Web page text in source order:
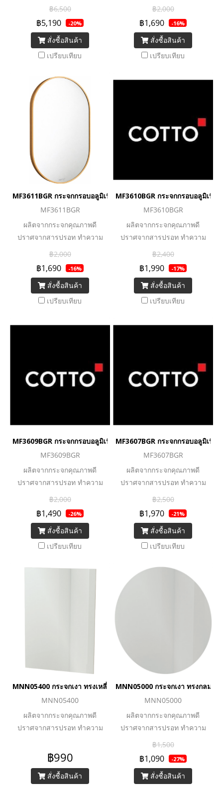
สะอาดง่าย อายุหลอด LED
ยาวนานถึง 36,000 ชม. และ
ประหยัดพลังงาน
฿6,500
฿5,190 -20%
สั่งซื้อสินค้า
เปรียบเทียบ
สะอาดง่าย
฿2,000
฿1,690 -16%
สั่งซื้อสินค้า
เปรียบเทียบ
MF3611BGR กระจกกรอบอลูมิเนียมทอง ขนาด 50x75 cm.
MF3611BGR
ผลิตจากกระจกคุณภาพดี
ปราศจากสารปรอท ทำความ
สะอาดง่าย
฿2,000
฿1,690 -16%
สั่งซื้อสินค้า
เปรียบเทียบ
MF3610BGR กระจกกรอบอลูมิเนี
MF3610BGR
ผลิตจากกระจกคุณภาพดี
ปราศจากสารปรอท ทำความ
สะอาดง่าย
฿2,400
฿1,990 -17%
สั่งซื้อสินค้า
เปรียบเทียบ
MF3609BGR กระจกกรอบอลูมิเนียมทอง ขนาด 60x60 cm.
MF3609BGR
ผลิตจากกระจกคุณภาพดี
ปราศจากสารปรอท ทำความ
สะอาดง่าย
฿2,000
฿1,490 -26%
สั่งซื้อสินค้า
เปรียบเทียบ
MF3607BGR กระจกกรอบอลูมิเนี
MF3607BGR
ผลิตจากกระจกคุณภาพดี
ปราศจากสารปรอท ทำความ
สะอาดง่าย
฿2,500
฿1,970 -21%
สั่งซื้อสินค้า
เปรียบเทียบ
MNN05400 กระจกเงา ทรงเหลี่ยม แบบเจียรริม 60x45 ซม.
MNN05400
ผลิตจากกระจกคุณภาพดี
ปราศจากสารปรอท ทำความ
฿990
สั่งซื้อสินค้า
MNN05000 กระจกเงา ทรงกลม แ
MNN05000
ผลิตจากกระจกคุณภาพดี
ปราศจากสารปรอท ทำความ
สะอาดง่าย
฿1,500
฿1,090 -27%
สั่งซื้อสินค้า